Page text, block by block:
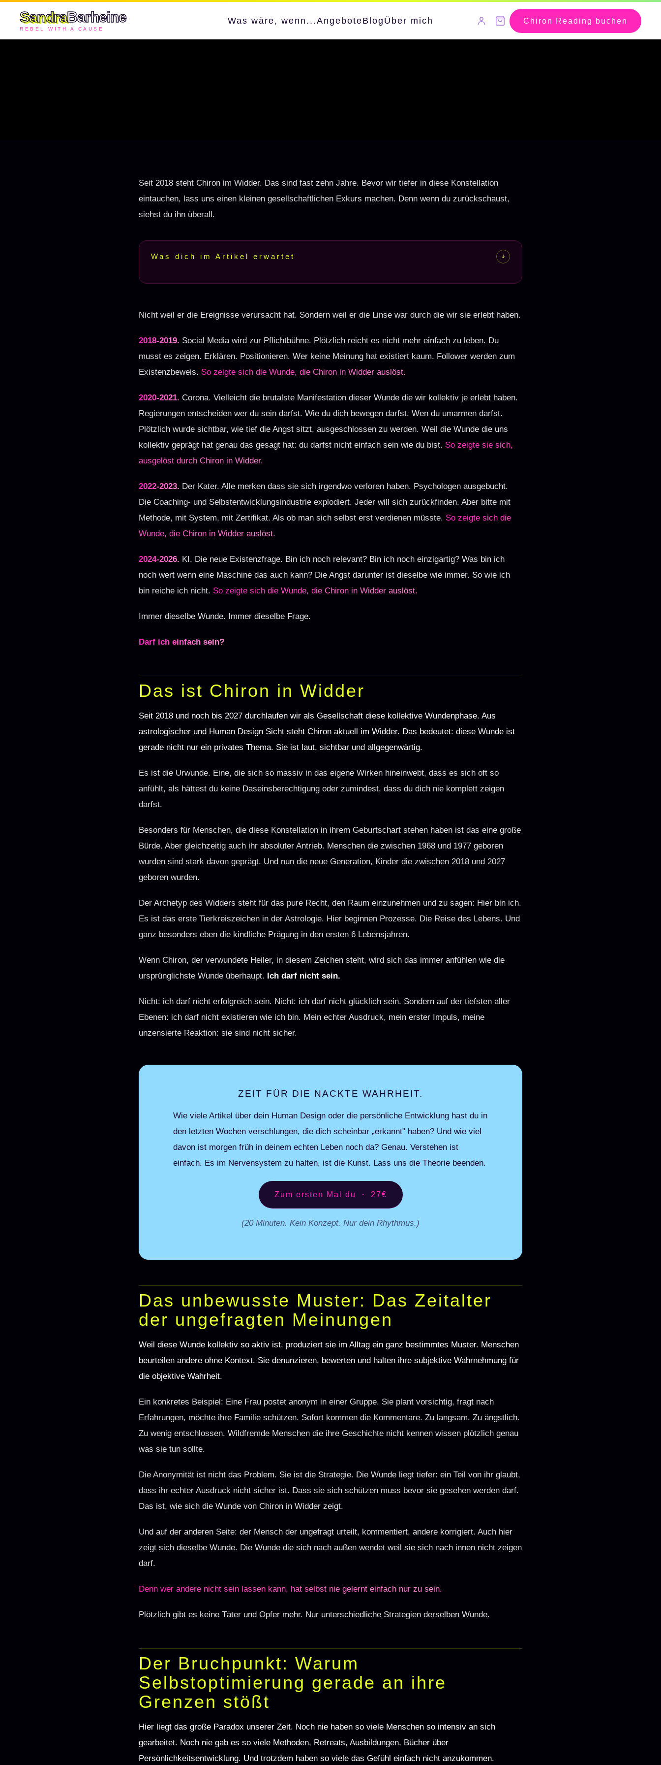
SandraBarheine
REBEL WITH A CAUSE
Was wäre, wenn...AngeboteBlog Über mich Chiron Reading buchen
Seit 2018 steht Chiron im Widder. Das sind fast zehn Jahre. Bevor wir tiefer in diese Konstellation
eintauchen, lass uns einen kleinen gesellschaftlichen Exkurs machen. Denn wenn du zurückschaust,
siehst du ihn überall.
Was dich im Artikel erwartet ↑
5 Dein persönliches System im kollektiven Sturm
6 Lass uns dein System lesen
Nicht weil er die Ereignisse verursacht hat. Sondern weil er die Linse war durch die wir sie erlebt haben.
2018-2019. Social Media wird zur Pflichtbühne. Plötzlich reicht es nicht mehr einfach zu leben. Du
musst es zeigen. Erklären. Positionieren. Wer keine Meinung hat existiert kaum. Follower werden zum
Existenzbeweis. So zeigte sich die Wunde, die Chiron in Widder auslöst.
2020-2021. Corona. Vielleicht die brutalste Manifestation dieser Wunde die wir kollektiv je erlebt haben.
Regierungen entscheiden wer du sein darfst. Wie du dich bewegen darfst. Wen du umarmen darfst.
Plötzlich wurde sichtbar, wie tief die Angst sitzt, ausgeschlossen zu werden. Weil die Wunde die uns
kollektiv geprägt hat genau das gesagt hat: du darfst nicht einfach sein wie du bist. So zeigte sie sich,
ausgelöst durch Chiron in Widder.
2022-2023. Der Kater. Alle merken dass sie sich irgendwo verloren haben. Psychologen ausgebucht.
Die Coaching- und Selbstentwicklungsindustrie explodiert. Jeder will sich zurückfinden. Aber bitte mit
Methode, mit System, mit Zertifikat. Als ob man sich selbst erst verdienen müsste. So zeigte sich die
Wunde, die Chiron in Widder auslöst.
2024-2026. KI. Die neue Existenzfrage. Bin ich noch relevant? Bin ich noch einzigartig? Was bin ich
noch wert wenn eine Maschine das auch kann? Die Angst darunter ist dieselbe wie immer. So wie ich
bin reiche ich nicht. So zeigte sich die Wunde, die Chiron in Widder auslöst.
Immer dieselbe Wunde. Immer dieselbe Frage.
Darf ich einfach sein?
Das ist Chiron in Widder
Seit 2018 und noch bis 2027 durchlaufen wir als Gesellschaft diese kollektive Wundenphase. Aus
astrologischer und Human Design Sicht steht Chiron aktuell im Widder. Das bedeutet: diese Wunde ist
gerade nicht nur ein privates Thema. Sie ist laut, sichtbar und allgegenwärtig.
Es ist die Urwunde. Eine, die sich so massiv in das eigene Wirken hineinwebt, dass es sich oft so
anfühlt, als hättest du keine Daseinsberechtigung oder zumindest, dass du dich nie komplett zeigen
darfst.
Besonders für Menschen, die diese Konstellation in ihrem Geburtschart stehen haben ist das eine große
Bürde. Aber gleichzeitig auch ihr absoluter Antrieb. Menschen die zwischen 1968 und 1977 geboren
wurden sind stark davon geprägt. Und nun die neue Generation, Kinder die zwischen 2018 und 2027
geboren wurden.
Der Archetyp des Widders steht für das pure Recht, den Raum einzunehmen und zu sagen: Hier bin ich.
Es ist das erste Tierkreiszeichen in der Astrologie. Hier beginnen Prozesse. Die Reise des Lebens. Und
ganz besonders eben die kindliche Prägung in den ersten 6 Lebensjahren.
Wenn Chiron, der verwundete Heiler, in diesem Zeichen steht, wird sich das immer anfühlen wie die
ursprünglichste Wunde überhaupt. Ich darf nicht sein.
Nicht: ich darf nicht erfolgreich sein. Nicht: ich darf nicht glücklich sein. Sondern auf der tiefsten aller
Ebenen: ich darf nicht existieren wie ich bin. Mein echter Ausdruck, mein erster Impuls, meine
unzensierte Reaktion: sie sind nicht sicher.
ZEIT FÜR DIE NACKTE WAHRHEIT.
Wie viele Artikel über dein Human Design oder die persönliche Entwicklung hast du in
den letzten Wochen verschlungen, die dich scheinbar „erkannt" haben? Und wie viel
davon ist morgen früh in deinem echten Leben noch da? Genau. Verstehen ist
einfach. Es im Nervensystem zu halten, ist die Kunst. Lass uns die Theorie beenden.
Zum ersten Mal du ・ 27€
(20 Minuten. Kein Konzept. Nur dein Rhythmus.)
Das unbewusste Muster: Das Zeitalter
der ungefragten Meinungen
Weil diese Wunde kollektiv so aktiv ist, produziert sie im Alltag ein ganz bestimmtes Muster. Menschen
beurteilen andere ohne Kontext. Sie denunzieren, bewerten und halten ihre subjektive Wahrnehmung für
die objektive Wahrheit.
Ein konkretes Beispiel: Eine Frau postet anonym in einer Gruppe. Sie plant vorsichtig, fragt nach
Erfahrungen, möchte ihre Familie schützen. Sofort kommen die Kommentare. Zu langsam. Zu ängstlich.
Zu wenig entschlossen. Wildfremde Menschen die ihre Geschichte nicht kennen wissen plötzlich genau
was sie tun sollte.
Die Anonymität ist nicht das Problem. Sie ist die Strategie. Die Wunde liegt tiefer: ein Teil von ihr glaubt,
dass ihr echter Ausdruck nicht sicher ist. Dass sie sich schützen muss bevor sie gesehen werden darf.
Das ist, wie sich die Wunde von Chiron in Widder zeigt.
Und auf der anderen Seite: der Mensch der ungefragt urteilt, kommentiert, andere korrigiert. Auch hier
zeigt sich dieselbe Wunde. Die Wunde die sich nach außen wendet weil sie sich nach innen nicht zeigen
darf.
Denn wer andere nicht sein lassen kann, hat selbst nie gelernt einfach nur zu sein.
Plötzlich gibt es keine Täter und Opfer mehr. Nur unterschiedliche Strategien derselben Wunde.
Der Bruchpunkt: Warum
Selbstoptimierung gerade an ihre
Grenzen stößt
Hier liegt das große Paradox unserer Zeit. Noch nie haben so viele Menschen so intensiv an sich
gearbeitet. Noch nie gab es so viele Methoden, Retreats, Ausbildungen, Bücher über
Persönlichkeitsentwicklung. Und trotzdem haben so viele das Gefühl einfach nicht anzukommen.